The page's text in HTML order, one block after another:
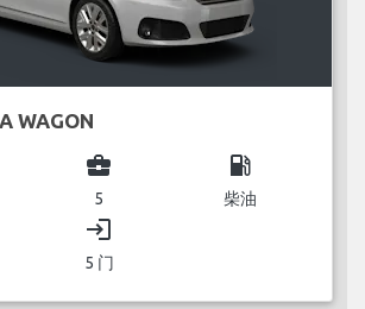
WAGON
business_center
5
local_gas_station
柴油
login
5 门